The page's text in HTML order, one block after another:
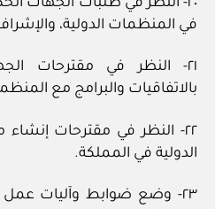
في المنظمات الدولية،
٢١- النظر في مقترحات
بالاتفاقيات والبرامج مع
٢٢- النظر في مقترحات
الدولية في المملكة.
٢٣- وضع ضوابط وآليات عمل